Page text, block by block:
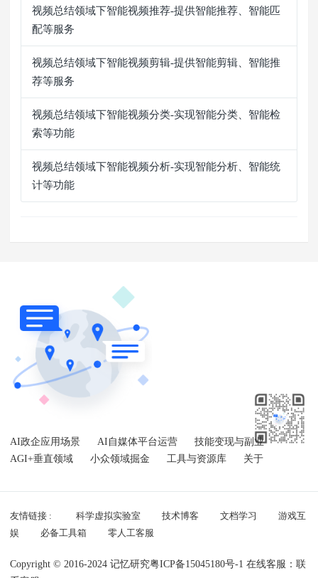
视频总结领域下智能视频推荐-提供智能推荐、智能匹
配等服务
视频总结领域下智能视频剪辑-提供智能剪辑、智能推
荐等服务
视频总结领域下智能视频分类-实现智能分类、智能检
索等功能
视频总结领域下智能视频分析-实现智能分析、智能统
计等功能
AI政企应用场景 AI自媒体平台运营
技能变现与副业
AGI+垂直领域
小众领域掘金 工具与资源库 关于
友情链接 : 科学虚拟实验室 技术博客 文档学习
游戏互
娱
必备工具箱 零人工客服
Copyright © 2016-2024 记忆研究粤ICP备15045180号-1 在线客服： 联